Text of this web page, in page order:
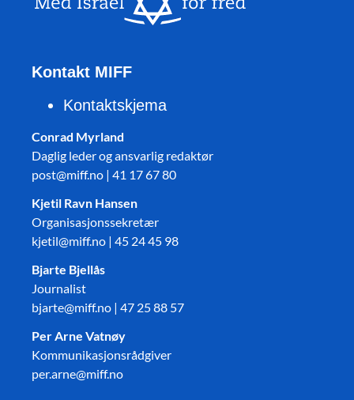
Kontakt MIFF
Kontaktskjema
Conrad Myrland
Daglig leder og ansvarlig redaktør
post@miff.no | 41 17 67 80
Kjetil Ravn Hansen
Organisasjonssekretær
kjetil@miff.no | 45 24 45 98
Bjarte Bjellås
Journalist
bjarte@miff.no | 47 25 88 57
Per Arne Vatnøy
Kommunikasjonsrådgiver
per.arne@miff.no